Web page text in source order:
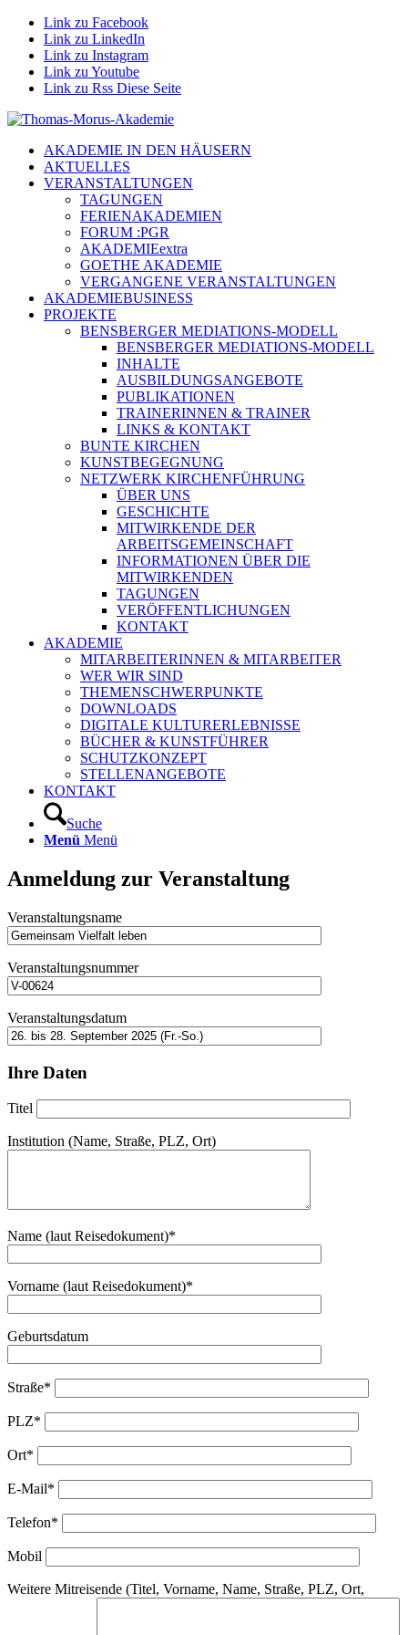
Link zu Facebook
Link zu LinkedIn
Link zu Instagram
Link zu Youtube
Link zu Rss Diese Seite
AKADEMIE IN DEN HÄUSERN
AKTUELLES
VERANSTALTUNGEN
TAGUNGEN
FERIENAKADEMIEN
FORUM :PGR
AKADEMIEextra
GOETHE AKADEMIE
VERGANGENE VERANSTALTUNGEN
AKADEMIEBUSINESS
PROJEKTE
BENSBERGER MEDIATIONS-MODELL
BENSBERGER MEDIATIONS-MODELL
INHALTE
AUSBILDUNGSANGEBOTE
PUBLIKATIONEN
TRAINERINNEN & TRAINER
LINKS & KONTAKT
BUNTE KIRCHEN
KUNSTBEGEGNUNG
NETZWERK KIRCHENFÜHRUNG
ÜBER UNS
GESCHICHTE
MITWIRKENDE DER
ARBEITSGEMEINSCHAFT
INFORMATIONEN ÜBER DIE
MITWIRKENDEN
TAGUNGEN
VERÖFFENTLICHUNGEN
KONTAKT
AKADEMIE
MITARBEITERINNEN & MITARBEITER
WER WIR SIND
THEMENSCHWERPUNKTE
DOWNLOADS
DIGITALE KULTURERLEBNISSE
BÜCHER & KUNSTFÜHRER
SCHUTZKONZEPT
STELLENANGEBOTE
KONTAKT
Suche
Menü Menü
Anmeldung zur Veranstaltung
Veranstaltungsname
Veranstaltungsnummer
Veranstaltungsdatum
Ihre Daten
Titel
Institution (Name, Straße, PLZ, Ort)
Name (laut Reisedokument)*
Vorname (laut Reisedokument)*
Geburtsdatum
Straße*
PLZ*
Ort*
E-Mail*
Telefon*
Mobil
Weitere Mitreisende (Titel, Vorname, Name, Straße, PLZ, Ort,